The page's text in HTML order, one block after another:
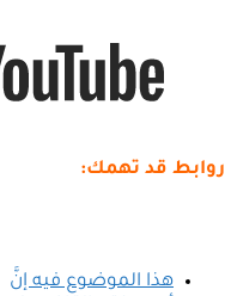
روابط قد تهمك:
هذا الموضوع فيه إنَّ